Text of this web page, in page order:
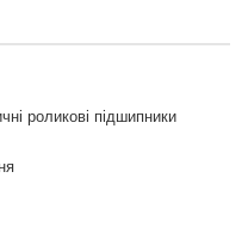
роликові підшипники